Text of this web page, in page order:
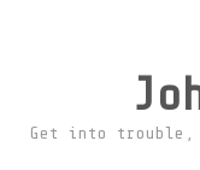
Get into trouble,